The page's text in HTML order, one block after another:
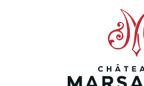
– Aloxe-Corton cuvée Jean
– Puligny-Montrachet
– Savigny-lès-Beaune
Darcy – Beaune 1er
Chevalier Martin –